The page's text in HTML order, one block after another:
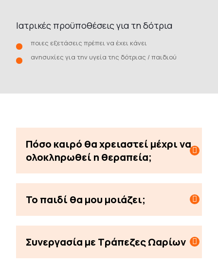
Ιατρικές προϋποθέσεις για τη δότρια
ποιες εξετάσεις πρέπει να έχει κάνει
ανησυχίες για την υγεία της δότριας / παιδιού
Πόσο καιρό θα χρειαστεί μέχρι να
ολοκληρωθεί η θεραπεία;
Το παιδί θα μου μοιάζει;
Συνεργασία με Τράπεζες Ωαρίων